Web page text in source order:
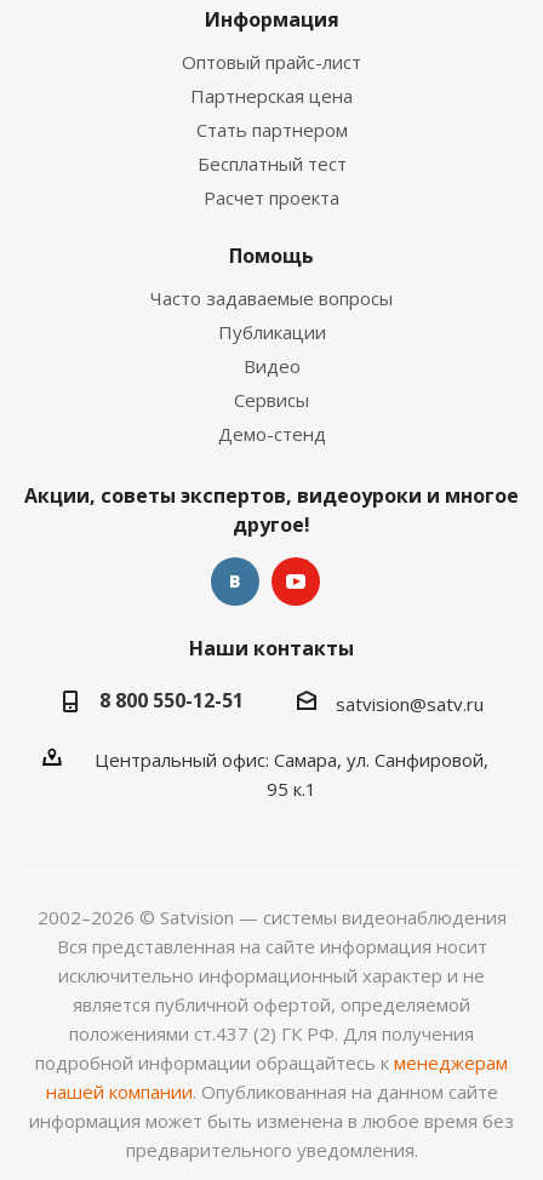
Информация
Оптовый прайс-лист
Партнерская цена
Стать партнером
Бесплатный тест
Расчет проекта
Помощь
Часто задаваемые вопросы
Публикации
Видео
Сервисы
Демо-стенд
Акции, советы экспертов, видеоуроки и многое
другое!
Наши контакты
8 800 550-12-51
satvision@satv.ru
Центральный офис: Самара, ул. Санфировой,
95 к.1
2002–2026 © Satvision — системы видеонаблюдения
Вся представленная на сайте информация носит
исключительно информационный характер и не
является публичной офертой, определяемой
положениями ст.437 (2) ГК РФ. Для получения
подробной информации обращайтесь к менеджерам
нашей компании. Опубликованная на данном сайте
информация может быть изменена в любое время без
предварительного уведомления.